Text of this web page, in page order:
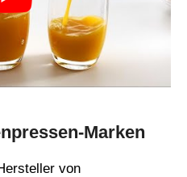
Marken
von